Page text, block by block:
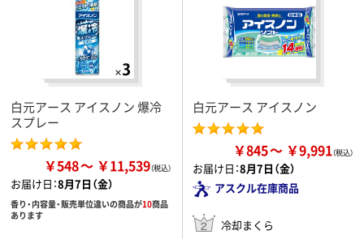
白元アース アイスノン 爆冷
スプレー
￥548 ￥11,539
お届け日：8月7日（金）
香り・内容量・販売単位違いの商品が10商品
あります
白元アース アイスノン
￥845 ￥9,991
お届け日：8月7日（金）
アスクル在庫商品
冷却まくら